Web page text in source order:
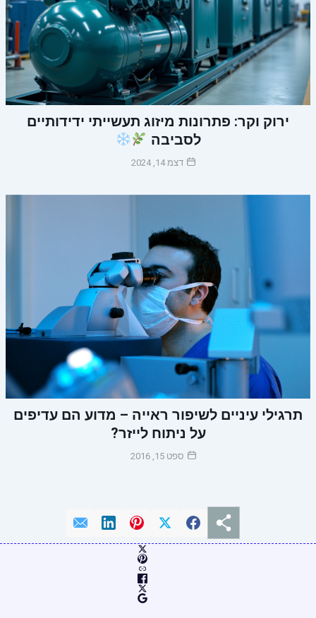
ירוק וקר: פתרונות מיזוג תעשייתי ידידותיים
לסביבה
דצמ 14, 2024
תרגילי עיניים לשיפור ראייה – מדוע הם עדיפים
על ניתוח לייזר?
ספט 15, 2016